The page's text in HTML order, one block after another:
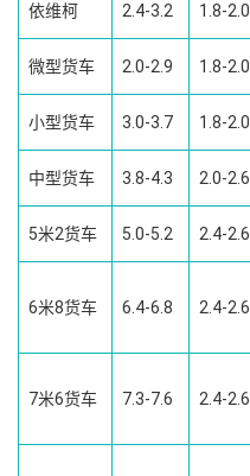
依维柯 2.4-3.2 1.8-2.0
微型货车 2.0-2.9 1.8-2.0
小型货车 3.0-3.7 1.8-2.0
中型货车 3.8-4.3 2.0-2.6
5米2货车 5.0-5.2 2.4-2.6
6米8货车 6.4-6.8 2.4-2.6
7米6货车 7.3-7.6 2.4-2.6